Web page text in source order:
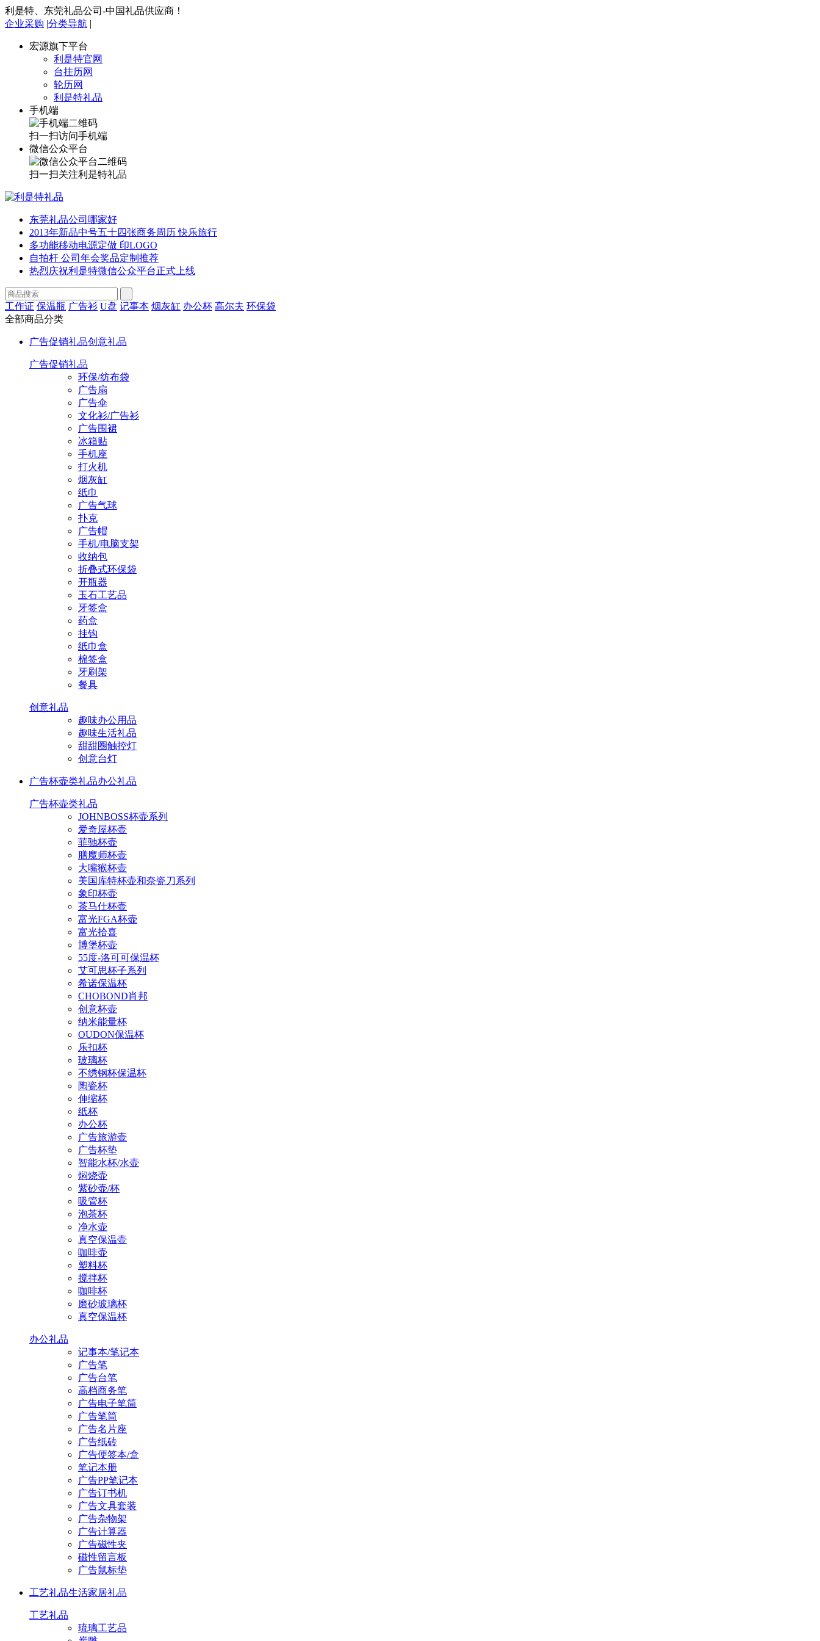
利是特、东莞礼品公司-中国礼品供应商！
企业采购 |分类导航 |
宏源旗下平台
利是特官网
台挂历网
轮历网
利是特礼品
手机端
扫一扫访问手机端
微信公众平台
扫一扫关注利是特礼品
东莞礼品公司哪家好
2013年新品中号五十四张商务周历 快乐旅行
多功能移动电源定做 印LOGO
自拍杆 公司年会奖品定制推荐
热烈庆祝利是特微信公众平台正式上线
工作证 保温瓶 广告衫 U盘 记事本 烟灰缸 办公杯 高尔夫 环保袋
全部商品分类
广告促销礼品创意礼品
广告促销礼品
环保/纺布袋
广告扇
广告伞
文化衫/广告衫
广告围裙
冰箱贴
手机座
打火机
烟灰缸
纸巾
广告气球
扑克
广告帽
手机/电脑支架
收纳包
折叠式环保袋
开瓶器
玉石工艺品
牙签盒
药盒
挂钩
纸巾盒
棉签盒
牙刷架
餐具
创意礼品
趣味办公用品
趣味生活礼品
甜甜圈触控灯
创意台灯
广告杯壶类礼品办公礼品
广告杯壶类礼品
JOHNBOSS杯壶系列
爱奇屋杯壶
菲驰杯壶
膳魔师杯壶
大嘴猴杯壶
美国库特杯壶和奈瓷刀系列
象印杯壶
茶马仕杯壶
富光FGA杯壶
富光拾喜
博堡杯壶
55度-洛可可保温杯
艾可思杯子系列
希诺保温杯
CHOBOND肖邦
创意杯壶
纳米能量杯
OUDON保温杯
乐扣杯
玻璃杯
不绣钢杯保温杯
陶瓷杯
伸缩杯
纸杯
办公杯
广告旅游壶
广告杯垫
智能水杯/水壶
焖烧壶
紫砂壶/杯
吸管杯
泡茶杯
净水壶
真空保温壶
咖啡壶
塑料杯
搅拌杯
咖啡杯
磨砂玻璃杯
真空保温杯
办公礼品
记事本/笔记本
广告笔
广告台笔
高档商务笔
广告电子笔筒
广告笔筒
广告名片座
广告纸砖
广告便签本/盒
笔记本册
广告PP笔记本
广告订书机
广告文具套装
广告杂物架
广告计算器
广告磁性夹
磁性留言板
广告鼠标垫
工艺礼品生活家居礼品
工艺礼品
琉璃工艺品